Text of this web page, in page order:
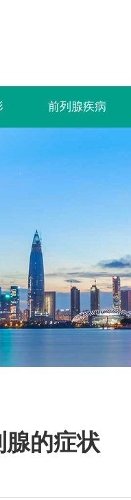
前列腺疾病
腺的症状